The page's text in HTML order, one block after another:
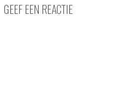
GEEF EEN REACTIE